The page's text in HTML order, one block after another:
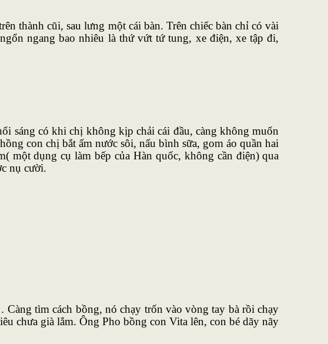
thành cũi, sau lưng một cái bàn. Trên chiếc bàn chỉ có vài
ngang bao nhiêu là thứ vứt tứ tung, xe điện, xe tập đi,
sáng có khi chị không kịp chải cái đầu, càng không muốn
con chị bắt ấm nước sôi, nấu bình sữa, gom áo quần hai
một dụng cụ làm bếp của Hàn quốc, không cần điện) qua
nụ cười.
tìm cách bồng, nó chạy trốn vào vòng tay bà rồi chạy
chưa già lắm. Ông Pho bồng con Vita lên, con bé dãy nãy